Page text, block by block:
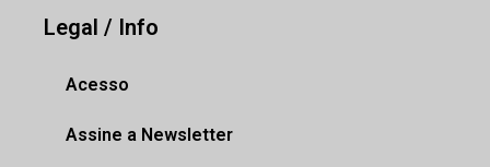
Legal / Info
Acesso
Assine a Newsletter